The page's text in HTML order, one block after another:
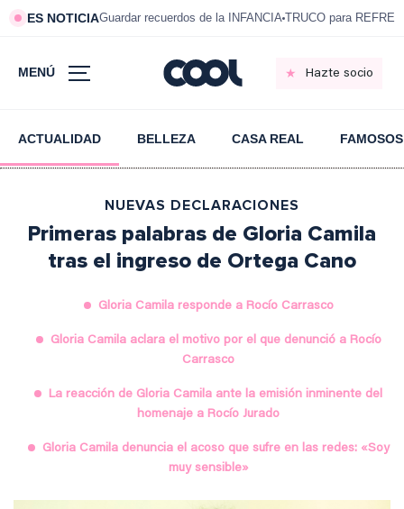
ES NOTICIAGuardar recuerdos de la INFANCIA TRUCO para
MENÚ Hazte socio
ACTUALIDAD BELLEZA CASA REAL FAMOSOS
NUEVAS DECLARACIONES
Primeras palabras de Gloria Camila
tras el ingreso de Ortega Cano
Gloria Camila responde a Rocío Carrasco
Gloria Camila aclara el motivo por el que denunció a Rocío
Carrasco
La reacción de Gloria Camila ante la emisión inminente del
homenaje a Rocío Jurado
Gloria Camila denuncia el acoso que sufre en las redes: «Soy
muy sensible»